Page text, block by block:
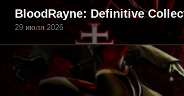
BloodRayne: Definitive
29 июля 2026